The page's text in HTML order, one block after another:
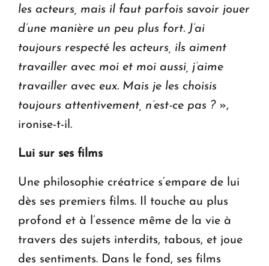
les acteurs, mais il faut parfois savoir jouer
d’une manière un peu plus fort. J’ai
toujours respecté les acteurs, ils aiment
travailler avec moi et moi aussi, j’aime
travailler avec eux. Mais je les choisis
toujours attentivement, n’est-ce pas ?»,
ironise-t-il.
Lui sur ses films
Une philosophie créatrice s’empare de lui
dès ses premiers films. Il touche au plus
profond et à l’essence même de la vie à
travers des sujets interdits, tabous, et joue
des sentiments. Dans le fond, ses films